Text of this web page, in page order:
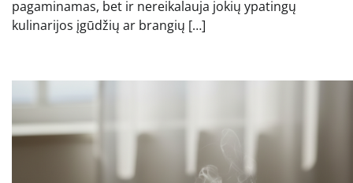
pagaminamas, bet ir nereikalauja jokių ypatingų
kulinarijos įgūdžių ar brangių […]